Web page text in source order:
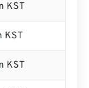
KST
KST
KST